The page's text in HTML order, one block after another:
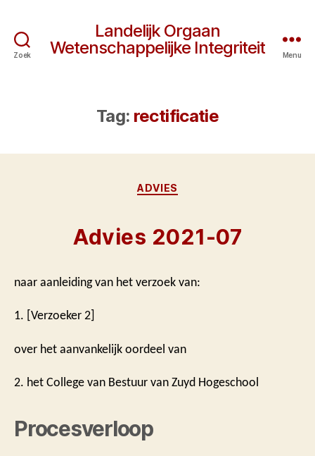
Zoek
Landelijk Orgaan
Wetenschappelijke Integriteit
Menu
Tag: rectificatie
Categorieën
ADVIES
Advies 2021-07
naar aanleiding van het verzoek van:
1. [Verzoeker 2]
over het aanvankelijk oordeel van
2. het College van Bestuur van Zuyd Hogeschool
Procesverloop